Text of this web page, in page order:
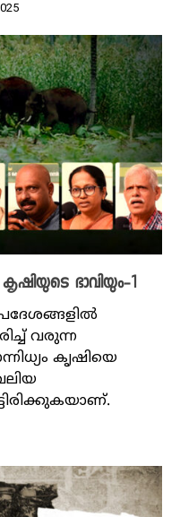
ഭാവിയും-1
വരുന്ന
കൃഷിയെ